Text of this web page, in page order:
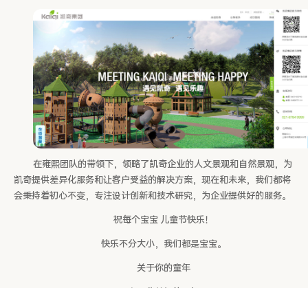
在雍熙团队的带领下，领略了凯奇企业的人文景观和自然景观，为
凯奇提供差异化服务和让客户受益的解决方案，现在和未来，我们都将
会秉持着初心不变，专注设计创新和技术研究，为企业提供好的服务。
祝每个宝宝 儿童节快乐！
快乐不分大小，我们都是宝宝。
关于你的童年